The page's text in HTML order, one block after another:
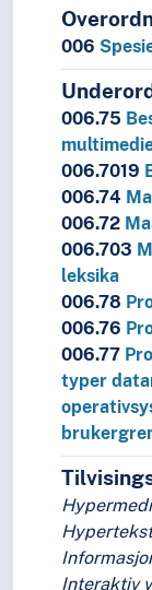
006
006.75
006.7019
006.74
006.72
006.703
leksika
006.78
006.76
006.77
typer
Hypertekst
Interaktiv